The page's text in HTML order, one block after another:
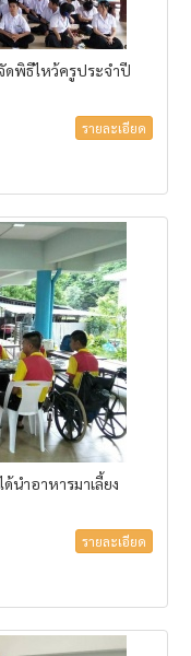
ดพิธีไหว้ครูประจำปี
รายละเอียด
นำอาหารมาเลี้ยง
รายละเอียด